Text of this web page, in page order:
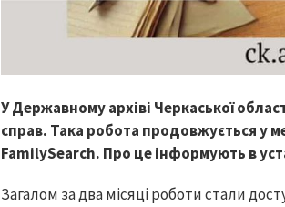
У Державному архіві Черкаської
справ. Така робота продовжується у
FamilySearch. Про це інформують в
Загалом за два місяці роботи стали